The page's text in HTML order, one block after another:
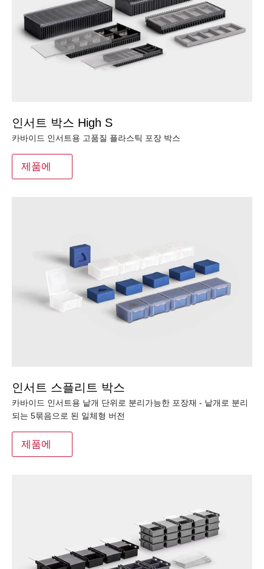
인서트 박스 High S
카바이드 인서트용 고품질 플라스틱 포장 박스
제품에
인서트 스플리트 박스
카바이드 인서트용 낱개 단위로 분리가능한 포장재 - 낱개로 분리
되는 5묶음으로 된 일체형 버전
제품에